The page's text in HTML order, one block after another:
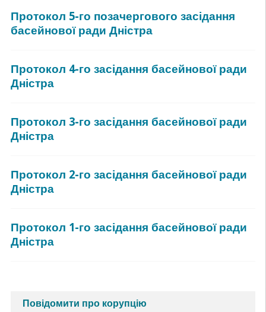
Протокол 5-го позачергового засідання
басейнової ради Дністра
Протокол 4-го засідання басейнової ради
Дністра
Протокол 3-го засідання басейнової ради
Дністра
Протокол 2-го засідання басейнової ради
Дністра
Протокол 1-го засідання басейнової ради
Дністра
Повідомити про корупцію